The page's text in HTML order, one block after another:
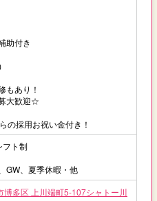
助付き
もあり！
大歓迎☆
の採用お祝い金付き！
フト制
GW、夏季休暇・他
博多区 上川端町5-107シャトー川